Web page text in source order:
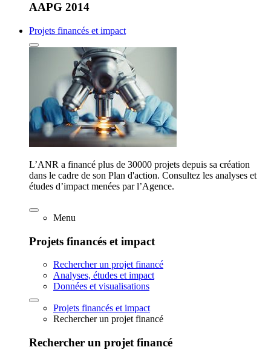
AAPG 2014
Projets financés et impact
L’ANR a financé plus de 30000 projets depuis sa création
dans le cadre de son Plan d'action. Consultez les analyses et
études d’impact menées par l’Agence.
Menu
Projets financés et impact
Rechercher un projet financé
Analyses, études et impact
Données et visualisations
Projets financés et impact
Rechercher un projet financé
Rechercher un projet financé